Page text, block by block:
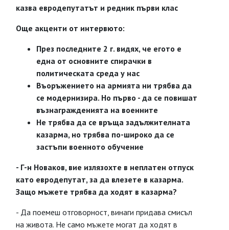
казва евродепутатът и редник първи клас
Още акценти от интервюто:
През последните 2 г. видях, че егото е
една от основните спирачки в
политическата среда у нас
Въоръжението на армията ни трябва да
се модернизира. Но първо - да се повишат
възнагражденията на военните
Не трябва да се връща задължителната
казарма, но трябва по-широко да се
застъпи военното обучение
- Г-н Новаков, вие излязохте в неплатен отпуск
като евродепутат, за да влезете в казарма.
Защо мъжете трябва да ходят в казармa?
- Да поемеш отговорност, винаги придава смисъл
на живота. Не само мъжете могат да ходят в